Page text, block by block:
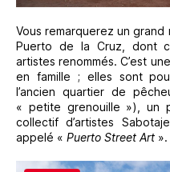
Vous remarquerez un grand
Puerto de la Cruz, dont
artistes renommés. C’est
en famille ; elles sont
l’ancien quartier de
« petite grenouille »), un
collectif d’artistes
appelé « Puerto Street Art ».